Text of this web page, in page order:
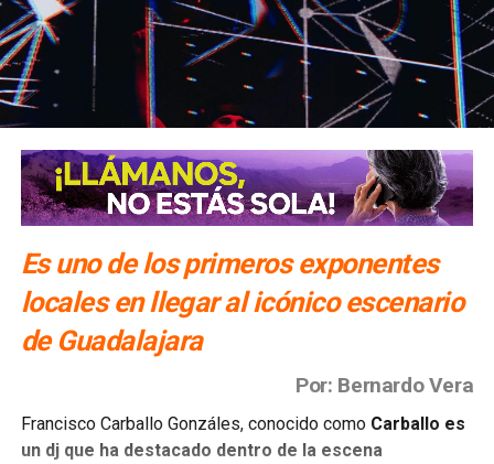
Es uno de los primeros exponentes
locales en llegar al icónico escenario
de Guadalajara
Por: Bernardo Vera
Francisco Carballo Gonzáles, conocido como Carballo es
un dj que ha destacado dentro de la escena